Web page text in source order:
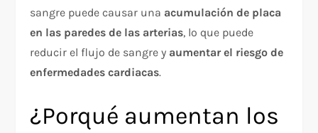
sangre puede causar una acumulación de placa
en las paredes de las arterias, lo que puede
reducir el flujo de sangre y aumentar el riesgo de
enfermedades cardiacas.
¿Porqué aumentan los